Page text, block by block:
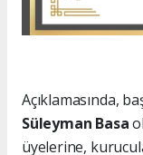
Açıklamasında,
Süleyman Basa
üyelerine,